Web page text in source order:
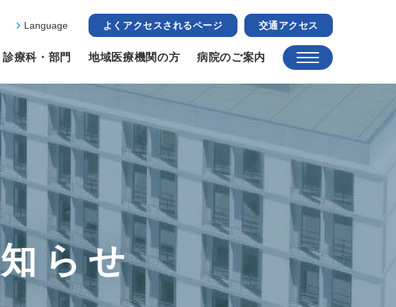
Language よくアクセスされるページ 交通アクセス
診療科・部門 地域医療機関の方 病院のご案内
らせ